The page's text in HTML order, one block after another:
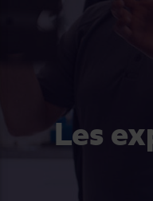
Les experts du volet